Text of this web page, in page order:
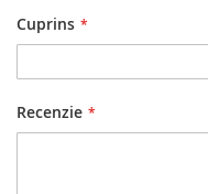
Cuprins
Recenzie